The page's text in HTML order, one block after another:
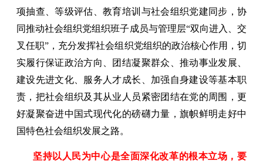
项抽查、等级评估、教育培训与社会组织党建同步，协
同推动社会组织党组织班子成员与管理层“双向进入、交
叉任职”，充分发挥社会组织党组织的政治核心作用，切
实履行保证政治方向、团结凝聚群众、推动事业发展、
建设先进文化、服务人才成长、加强自身建设等基本职
责，把社会组织及其从业人员紧密团结在党的周围，更
好凝聚奋进中国式现代化的磅礴力量，旗帜鲜明走好中
国特色社会组织发展之路。
坚持以人民为中心是全面深化改革的根本立场，要